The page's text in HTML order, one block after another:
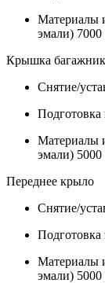
Материалы
эмали) 7000
Крышка
Снятие/
Подготовка
Материалы
эмали) 5000
Переднее крыло
Снятие/
Подготовка
Материалы
эмали) 5000